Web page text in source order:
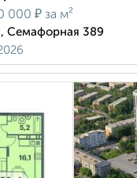
000 ₽ за м²
Семафорная 389